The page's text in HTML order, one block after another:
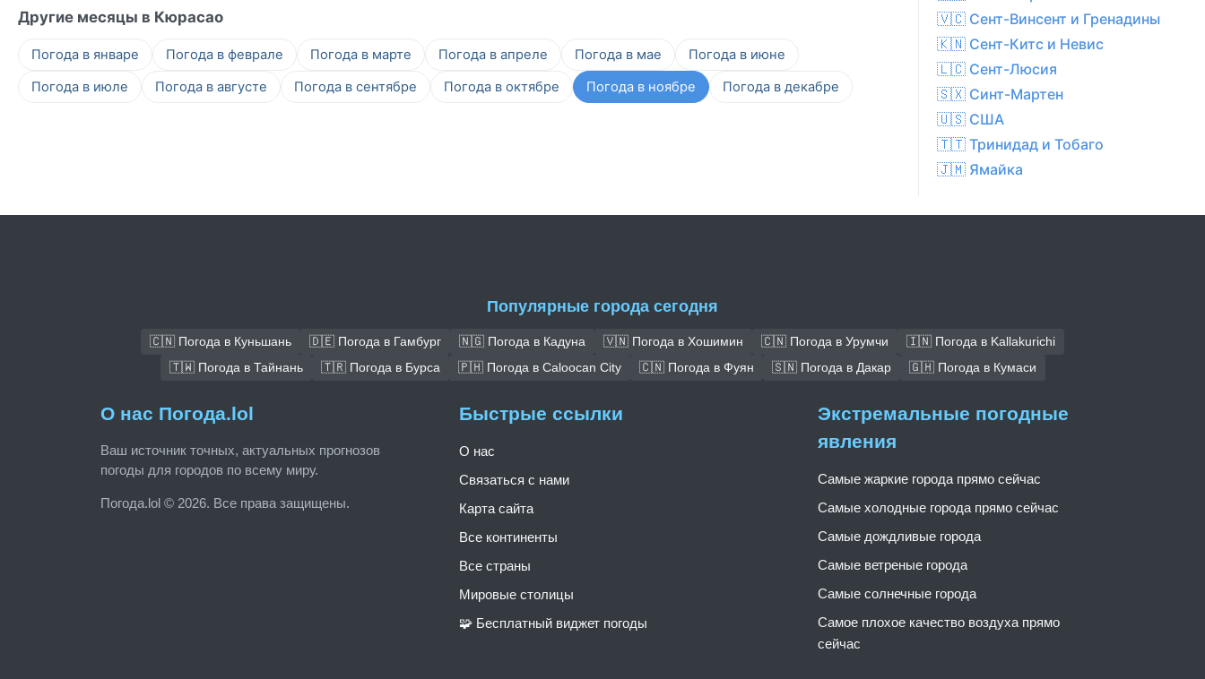
Другие месяцы в Кюрасао
Погода в январе Погода в феврале Погода в марте Погода в апреле Погода в мае
Погода в июне
Погода в июле
Погода в августе Погода в сентябре Погода в октябре Погода в ноябре Погода в декабре
🇻🇨 Сент-Винсент и Гренадины
🇰🇳 Сент-Китс и Невис
🇱🇨 Сент-Люсия
🇸🇽 Синт-Мартен
🇺🇸 США
🇹🇹 Тринидад и Тобаго
🇯🇲 Ямайка
Популярные города сегодня
🇨🇳 Погода в Куньшань 🇩🇪 Погода в Гамбург 🇳🇬 Погода в Кадуна 🇻🇳 Погода в Хошимин 🇨🇳 Погода в Урумчи
🇮🇳 Погода в Kallakurichi
🇹🇼 Погода в Тайнань
🇹🇷 Погода в Бурса 🇵🇭 Погода в Caloocan City 🇨🇳 Погода в Фуян 🇸🇳 Погода в Дакар 🇬🇭 Погода в Кумаси
О нас Погода.lol
Ваш источник точных, актуальных прогнозов
погоды для городов по всему миру.
Погода.lol © 2026. Все права защищены.
Быстрые ссылки
О нас
Связаться с нами
Карта сайта
Все континенты
Все страны
Мировые столицы
🧩 Бесплатный виджет погоды
Экстремальные погодные
явления
Самые жаркие города прямо сейчас
Самые холодные города прямо сейчас
Самые дождливые города
Самые ветреные города
Самые солнечные города
Самое плохое качество воздуха прямо
сейчас